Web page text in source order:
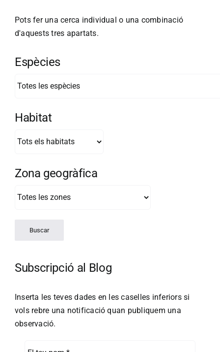
Pots fer una cerca individual o una combinació
d'aquests tres apartats.
Espècies
Habitat
Zona geogràfica
Subscripció al Blog
Inserta les teves dades en les caselles inferiors si
vols rebre una notificació quan publiquem una
observació.